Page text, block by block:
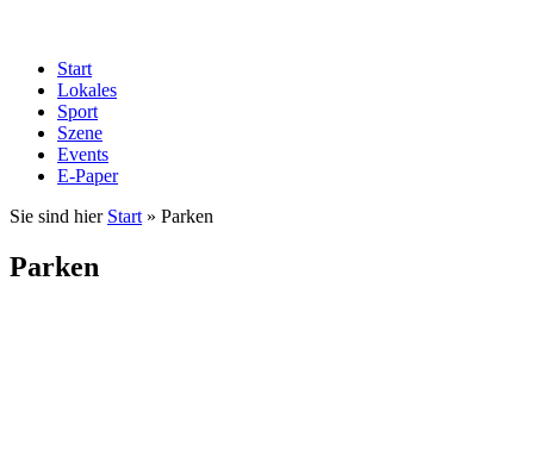
Start
Lokales
Sport
Szene
Events
E-Paper
Sie sind hier Start » Parken
Parken